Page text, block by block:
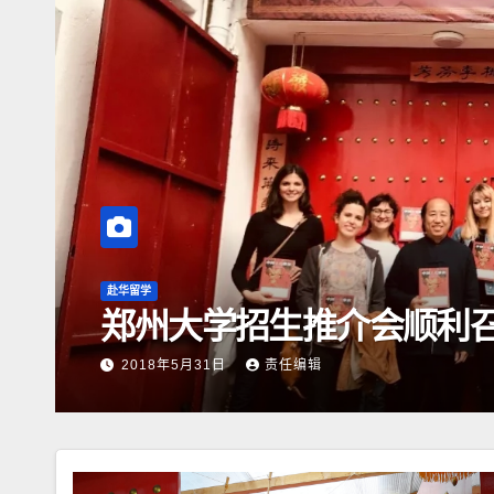
赴华留学
郑州大学招生推介会顺利
2018年5月31日 责任编辑